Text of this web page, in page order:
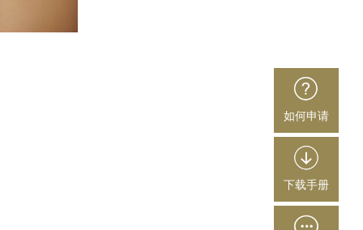
如何申请
下载手册